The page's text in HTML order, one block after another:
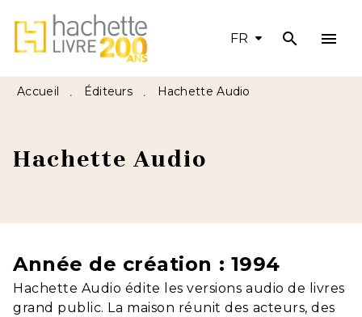
MENU RECHERCHE CONTENU
PIED DE PAGE
FR search menu
Accueil • Éditeurs • Hachette Audio
Hachette Audio
Année de création : 1994
Hachette Audio édite les versions audio de livres
grand public. La maison réunit des acteurs, des